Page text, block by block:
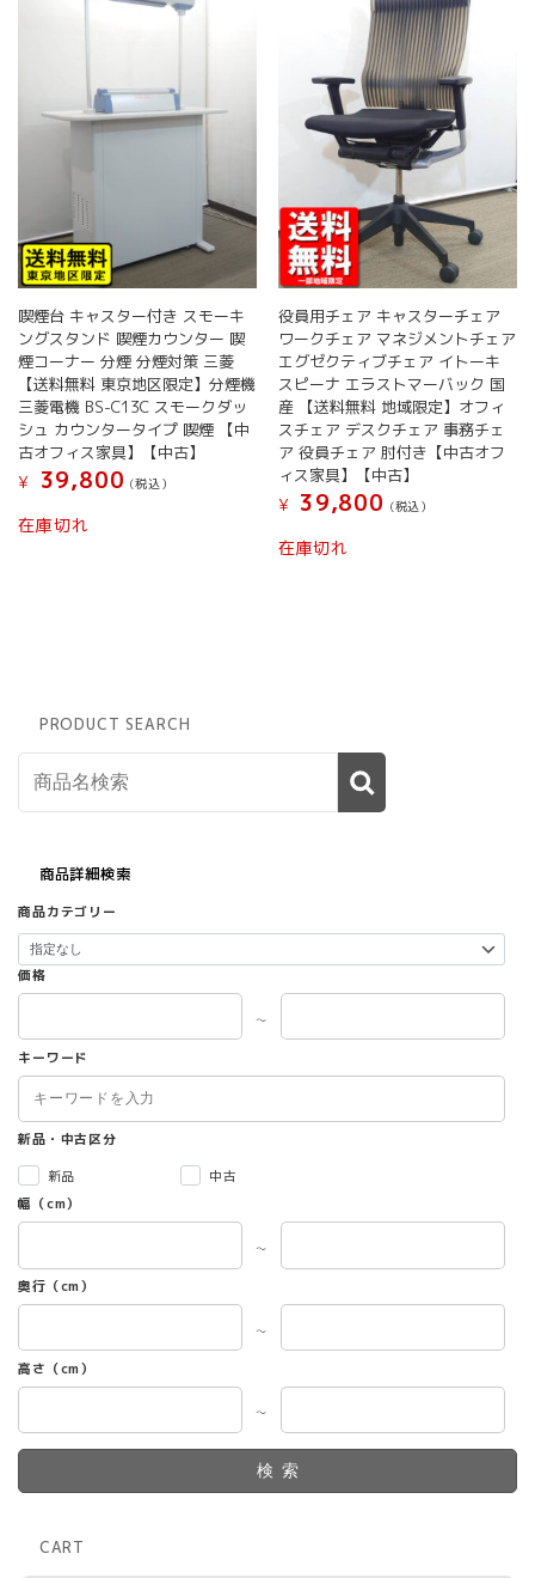
喫煙台 キャスター付き スモーキ
ングスタンド 喫煙カウンター 喫
煙コーナー 分煙 分煙対策 三菱
【送料無料 東京地区限定】分煙機
三菱電機 BS-C13C スモークダッ
シュ カウンタータイプ 喫煙 【中
古オフィス家具】【中古】
¥
39,800 (税込）
在庫切れ
役員用チェア キャスターチェア
ワークチェア マネジメントチェア
エグゼクティブチェア イトーキ
スピーナ エラストマーバック 国
産 【送料無料 地域限定】オフィ
スチェア デスクチェア 事務チェ
ア 役員チェア 肘付き【中古オフ
ィス家具】【中古】
¥
39,800 (税込）
在庫切れ
PRODUCT SEARCH
商品詳細検索
商品カテゴリー
価格
～
キーワード
新品・中古区分
新品
中古
幅（cm）
～
奥行（cm）
～
高さ（cm）
～
検索
CART